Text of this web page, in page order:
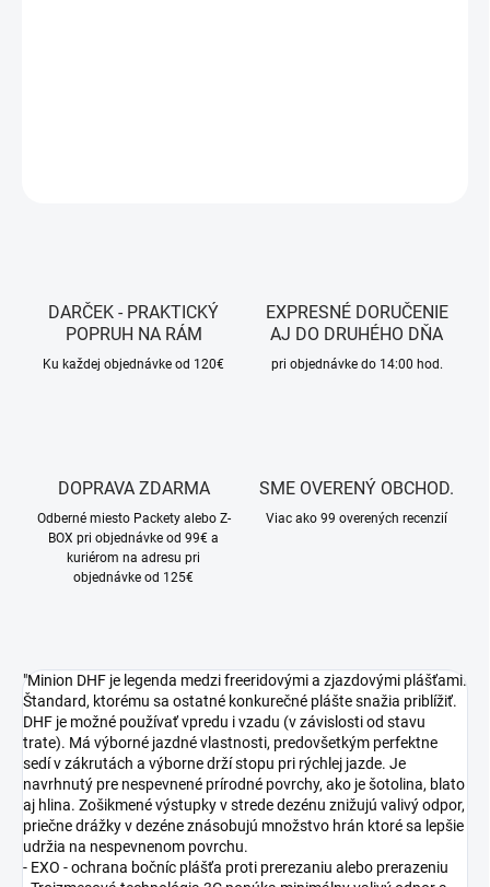
DARČEK - PRAKTICKÝ
POPRUH NA RÁM
Ku každej objednávke od 120€
EXPRESNÉ DORUČENIE
AJ DO DRUHÉHO DŇA
pri objednávke do 14:00 hod.
DOPRAVA ZDARMA
Odberné miesto Packety alebo Z-
BOX pri objednávke od 99€ a
kuriérom na adresu pri
objednávke od 125€
SME OVERENÝ OBCHOD.
Viac ako 99 overených recenzií
"Minion DHF je legenda medzi freeridovými a zjazdovými plášťami.
Štandard, ktorému sa ostatné konkurečné plášte snažia priblížiť.
DHF je možné používať vpredu i vzadu (v závislosti od stavu
trate). Má výborné jazdné vlastnosti, predovšetkým perfektne
sedí v zákrutách a výborne drží stopu pri rýchlej jazde. Je
navrhnutý pre nespevnené prírodné povrchy, ako je šotolina, blato
aj hlina. Zošikmené výstupky v strede dezénu znižujú valivý odpor,
priečne drážky v dezéne znásobujú množstvo hrán ktoré sa lepšie
udržia na nespevnenom povrchu.
- EXO - ochrana bočníc plášťa proti prerezaniu alebo prerazeniu